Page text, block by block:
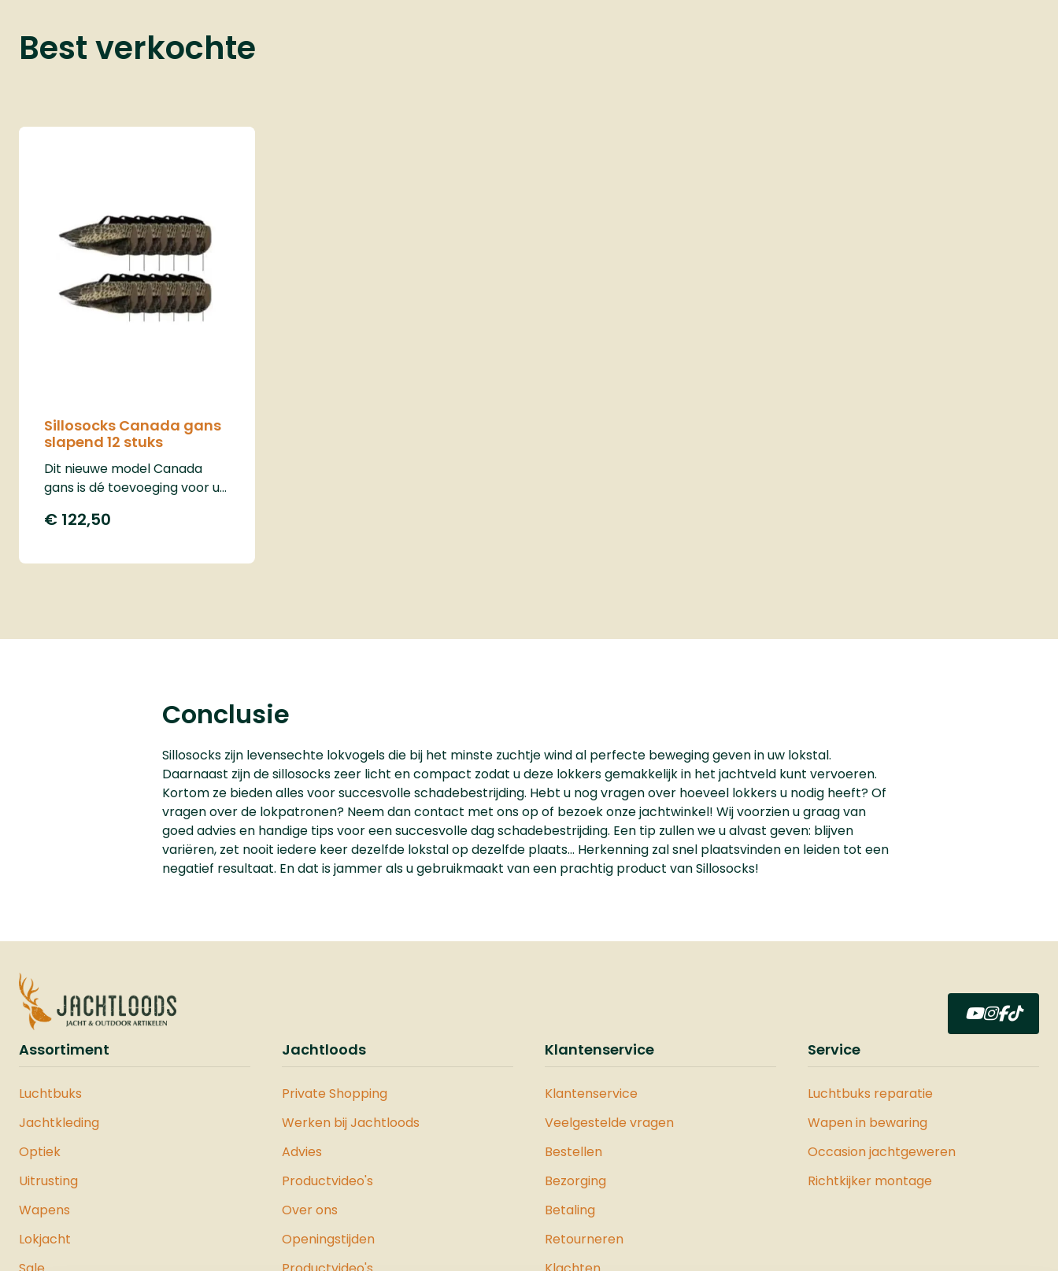
Best verkochte
Sillosocks Canada gans
slapend 12 stuks
Dit nieuwe model Canada
gans is dé toevoeging voor uw
verschillende varianten van
€ 122,50
Conclusie
Sillosocks zijn levensechte lokvogels die bij het minste zuchtje wind al perfecte beweging geven in uw lokstal.
Daarnaast zijn de sillosocks zeer licht en compact zodat u deze lokkers gemakkelijk in het jachtveld kunt vervoeren.
Kortom ze bieden alles voor succesvolle schadebestrijding. Hebt u nog vragen over hoeveel lokkers u nodig heeft? Of
vragen over de lokpatronen? Neem dan contact met ons op of bezoek onze jachtwinkel! Wij voorzien u graag van
goed advies en handige tips voor een succesvolle dag schadebestrijding. Een tip zullen we u alvast geven: blijven
variëren, zet nooit iedere keer dezelfde lokstal op dezelfde plaats… Herkenning zal snel plaatsvinden en leiden tot een
negatief resultaat. En dat is jammer als u gebruikmaakt van een prachtig product van Sillosocks!
Assortiment
Luchtbuks
Jachtkleding
Optiek
Uitrusting
Wapens
Lokjacht
Jachtloods
Private Shopping
Werken bij Jachtloods
Advies
Productvideo's
Over ons
Openingstijden
Klantenservice
Klantenservice
Veelgestelde vragen
Bestellen
Bezorging
Betaling
Retourneren
Service
Luchtbuks reparatie
Wapen in bewaring
Occasion jachtgeweren
Richtkijker montage